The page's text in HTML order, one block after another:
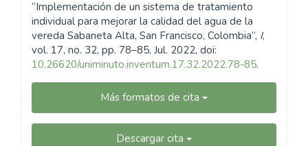
“Implementación de un sistema de tratamiento
individual para mejorar la calidad del agua de la
vereda Sabaneta Alta, San Francisco, Colombia”, I,
vol. 17, no. 32, pp. 78–85, Jul. 2022, doi:
10.26620/uniminuto.inventum.17.32.2022.78-85.
Más formatos de cita
Descargar cita